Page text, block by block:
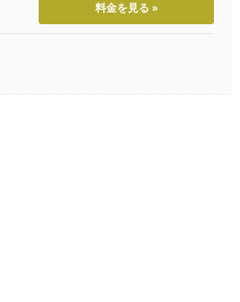
料金を見る »